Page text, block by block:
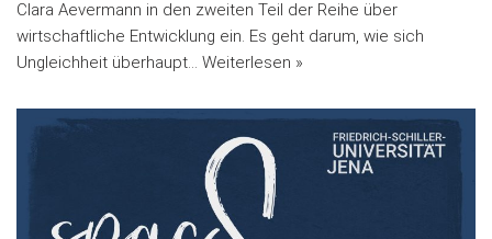
Clara Aevermann in den zweiten Teil der Reihe über
wirtschaftliche Entwicklung ein. Es geht darum, wie sich
Ungleichheit überhaupt… Weiterlesen »